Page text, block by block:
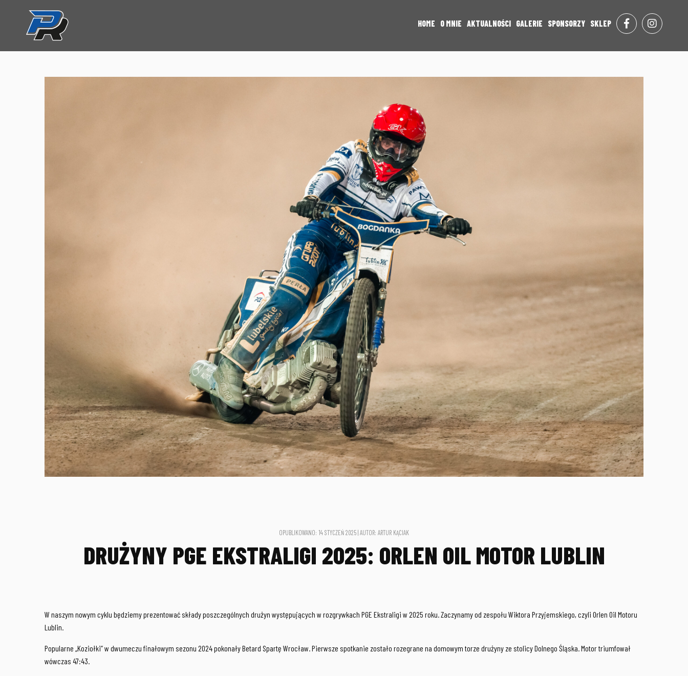
HOME O MNIE AKTUALNOŚCI GALERIE SPONSORZY SKLEP
OPUBLIKOWANO: 14 STYCZEŃ 2025 | AUTOR: ARTUR KĄCIAK
DRUŻYNY PGE EKSTRALIGI 2025: ORLEN OIL MOTOR LUBLIN
W naszym nowym cyklu będziemy prezentować składy poszczególnych drużyn występujących w rozgrywkach PGE Ekstraligi w 2025 roku. Zaczynamy od zespołu Wiktora Przyjemskiego, czyli Orlen Oil Motoru
Lublin.
Popularne „Koziołki” w dwumeczu finałowym sezonu 2024 pokonały Betard Spartę Wrocław. Pierwsze spotkanie zostało rozegrane na domowym torze drużyny ze stolicy Dolnego Śląska. Motor triumfował
wówczas 47:43.